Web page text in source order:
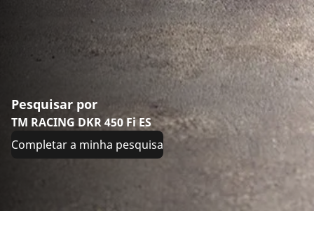
Pesquisar por
TM RACING DKR 450 Fi ES
Completar a minha pesquisa